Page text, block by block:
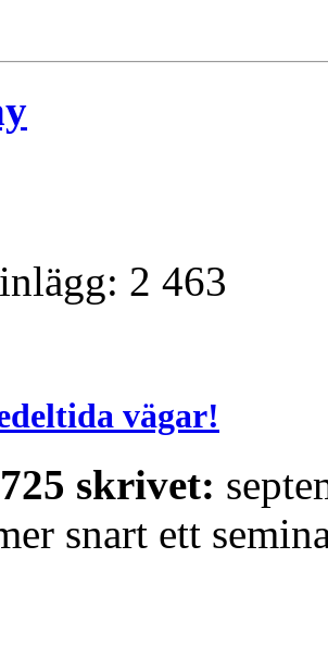
2 463
vägar!
skrivet:
snart ett